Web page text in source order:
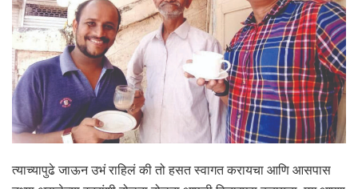
त्याच्यापुढे जाऊन उभं राहिलं की तो हसत स्वागत करायचा आणि आसपास